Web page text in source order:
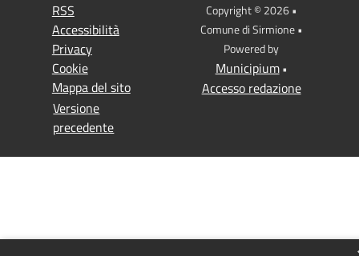
RSS
Accessibilità
Privacy
Cookie
Mappa del sito
Versione
precedente
Copyright © 2026 •
Comune di Sirmione •
Powered by
Municipium•
Accesso redazione